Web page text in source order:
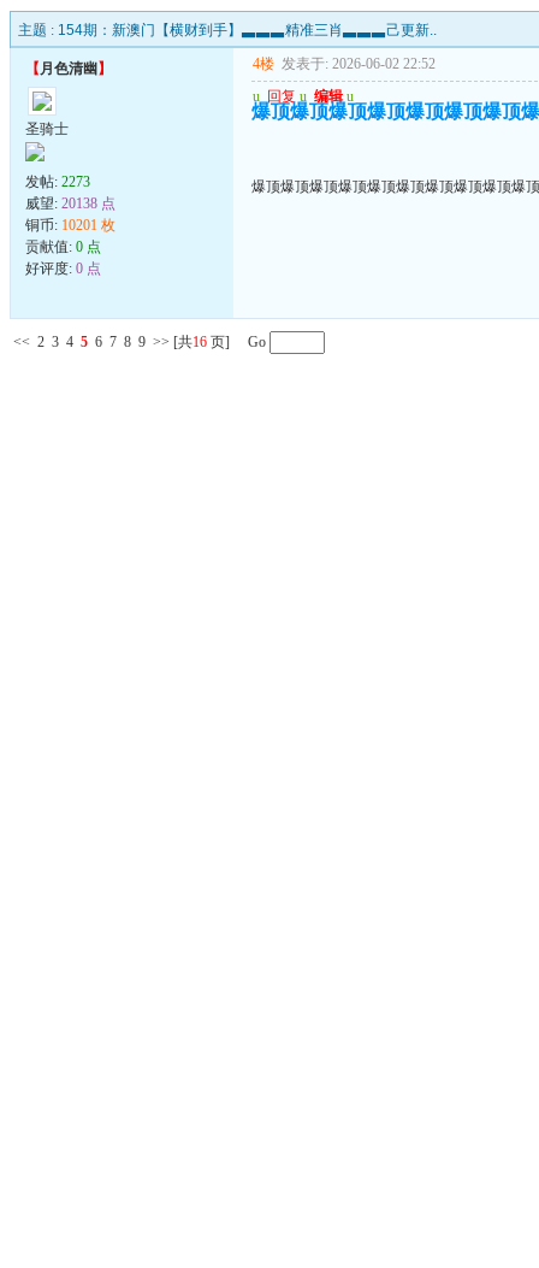
主题 : 154期：新澳门【横财到手】▃▃▃精准三肖▃▃▃己更新..
【月色清幽 】
圣骑士
发帖: 2273
威望: 20138 点
铜币: 10201 枚
贡献值: 0 点
好评度: 0 点
4楼 发表于: 2026-06-02 22:52
u 回复 u 编辑 u
爆顶爆顶爆顶爆顶爆顶爆顶爆顶
爆顶爆顶爆顶爆顶爆顶爆顶爆顶爆顶爆顶爆
<< 2 3 4 5 6 7 8 9 >> [共16 页] Go